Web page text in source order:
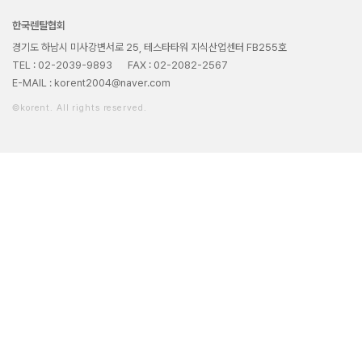
한국렌탈협회
경기도 하남시 미사강변서로 25, 테스타타워 지식산업센터 FB255호
TEL : 02-2039-9893
FAX : 02-2082-2567
E-MAIL : korent2004@naver.com
©korent. All rights reserved.